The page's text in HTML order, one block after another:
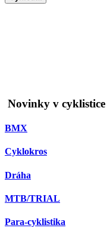
Novinky v cyklistice
BMX
Cyklokros
Dráha
MTB/TRIAL
Para-cyklistika